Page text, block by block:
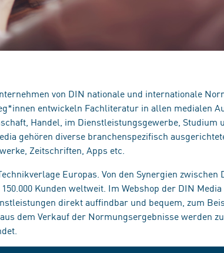
von DIN nationale und internationale
entwickeln Fachliteratur in allen medialen
Handel, im Dienstleistungsgewerbe, Studium
gehören diverse branchenspezifisch
Zeitschriften, Apps etc.
Europas. Von den Synergien zwischen
Kunden weltweit. Im Webshop der DIN Media
direkt auffindbar und bequem, zum
dem Verkauf der Normungsergebnisse werden